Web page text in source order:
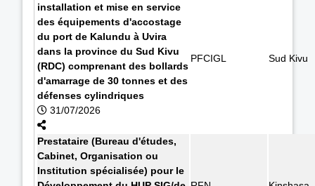
installation et mise en service
des équipements d'accostage
du port de Kalundu à Uvira
dans la province du Sud Kivu
(RDC) comprenant des bollards
d'amarrage de 30 tonnes et des
défenses cylindriques
31/07/2026
PFCIGL Sud Kivu
Prestataire (Bureau d'études,
Cabinet, Organisation ou
Institution spécialisée) pour le